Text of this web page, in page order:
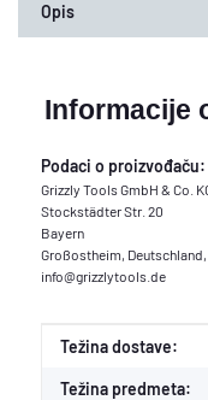
Opis
Informacije
Podaci o proizvođaču:
Grizzly Tools GmbH & Co.
Stockstädter Str. 20
Bayern
Großostheim, Deutschland,
info@grizzlytools.de
Težina dostave:
Težina predmeta: